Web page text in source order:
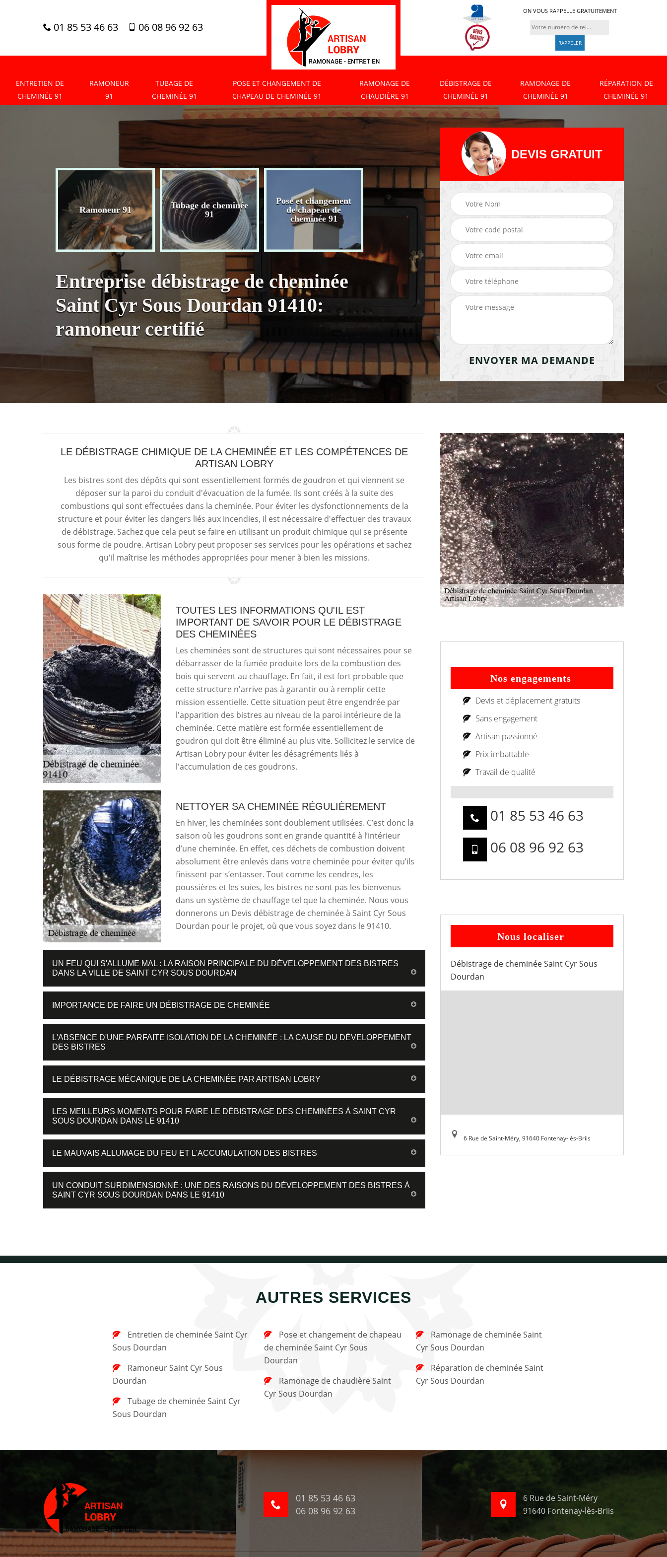
01 85 53 46 63 06 08 96 92 63
ON VOUS RAPPELLE GRATUITEMENT
ENTRETIEN DE
CHEMINÉE 91
RAMONEUR
91
TUBAGE DE
CHEMINÉE 91
POSE ET CHANGEMENT DE
CHAPEAU DE CHEMINÉE 91
RAMONAGE DE
CHAUDIÈRE 91
DÉBISTRAGE DE
CHEMINÉE 91
RAMONAGE DE
CHEMINÉE 91
RÉPARATION DE
CHEMINÉE 91
Ramoneur 91
Tubage de cheminée
91
Pose et changement
de chapeau de
cheminée 91
Ramonage de
chaudière 91
Débistrage de
cheminée 91
Ramonage de
cheminée 91
Entreprise débistrage de cheminée
Saint Cyr Sous Dourdan 91410:
ramoneur certifié
DEVIS GRATUIT
LE DÉBISTRAGE CHIMIQUE DE LA CHEMINÉE ET LES COMPÉTENCES DE
ARTISAN LOBRY
Les bistres sont des dépôts qui sont essentiellement formés de goudron et qui viennent se
déposer sur la paroi du conduit d'évacuation de la fumée. Ils sont créés à la suite des
combustions qui sont effectuées dans la cheminée. Pour éviter les dysfonctionnements de la
structure et pour éviter les dangers liés aux incendies, il est nécessaire d'effectuer des travaux
de débistrage. Sachez que cela peut se faire en utilisant un produit chimique qui se présente
sous forme de poudre. Artisan Lobry peut proposer ses services pour les opérations et sachez
qu'il maîtrise les méthodes appropriées pour mener à bien les missions.
TOUTES LES INFORMATIONS QU'IL EST
IMPORTANT DE SAVOIR POUR LE DÉBISTRAGE
DES CHEMINÉES
Les cheminées sont de structures qui sont nécessaires pour se
débarrasser de la fumée produite lors de la combustion des
bois qui servent au chauffage. En fait, il est fort probable que
cette structure n'arrive pas à garantir ou à remplir cette
mission essentielle. Cette situation peut être engendrée par
l'apparition des bistres au niveau de la paroi intérieure de la
cheminée. Cette matière est formée essentiellement de
goudron qui doit être éliminé au plus vite. Sollicitez le service de
Artisan Lobry pour éviter les désagréments liés à
l'accumulation de ces goudrons.
NETTOYER SA CHEMINÉE RÉGULIÈREMENT
En hiver, les cheminées sont doublement utilisées. C’est donc la
saison où les goudrons sont en grande quantité à l’intérieur
d’une cheminée. En effet, ces déchets de combustion doivent
absolument être enlevés dans votre cheminée pour éviter qu’ils
finissent par s’entasser. Tout comme les cendres, les
poussières et les suies, les bistres ne sont pas les bienvenus
dans un système de chauffage tel que la cheminée. Nous vous
donnerons un Devis débistrage de cheminée à Saint Cyr Sous
Dourdan pour le projet, où que vous soyez dans le 91410.
UN FEU QUI S'ALLUME MAL : LA RAISON PRINCIPALE DU DÉVELOPPEMENT DES BISTRES
DANS LA VILLE DE SAINT CYR SOUS DOURDAN
IMPORTANCE DE FAIRE UN DÉBISTRAGE DE CHEMINÉE
L'ABSENCE D'UNE PARFAITE ISOLATION DE LA CHEMINÉE : LA CAUSE DU DÉVELOPPEMENT
DES BISTRES
LE DÉBISTRAGE MÉCANIQUE DE LA CHEMINÉE PAR ARTISAN LOBRY
LES MEILLEURS MOMENTS POUR FAIRE LE DÉBISTRAGE DES CHEMINÉES À SAINT CYR
SOUS DOURDAN DANS LE 91410
LE MAUVAIS ALLUMAGE DU FEU ET L'ACCUMULATION DES BISTRES
UN CONDUIT SURDIMENSIONNÉ : UNE DES RAISONS DU DÉVELOPPEMENT DES BISTRES À
SAINT CYR SOUS DOURDAN DANS LE 91410
Nos engagements
Devis et déplacement gratuits
Sans engagement
Artisan passionné
Prix imbattable
Travail de qualité
01 85 53 46 63
06 08 96 92 63
Nous localiser
Débistrage de cheminée Saint Cyr Sous
Dourdan
6 Rue de Saint-Méry, 91640 Fontenay-lès-Briis
AUTRES SERVICES
Sous Dourdan
Dourdan
Sous Dourdan
de cheminée Saint Cyr Sous
Dourdan
Cyr Sous Dourdan
Cyr Sous Dourdan
Cyr Sous Dourdan
01 85 53 46 63
06 08 96 92 63
6 Rue de Saint-Méry
91640 Fontenay-lès-Briis